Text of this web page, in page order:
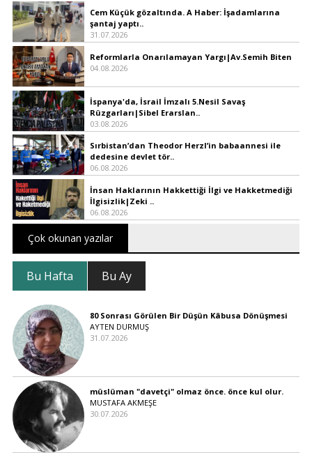
Cem Küçük gözaltında. A Haber: İşadamlarına
şantaj yaptı..
31.07.2026
Reformlarla Onarılamayan Yargı|Av.Semih Biten
04.08.2026
İspanya'da, İsrail İmzalı 5.Nesil Savaş
Rüzgarları|Sibel Erarslan..
03.08.2026
Sırbistan’dan Theodor Herzl’in babaannesi ile
dedesine devlet tör..
06.08.2026
İnsan Haklarının Hakkettiği İlgi ve Hakketmediği
İlgisizlik|Zeki ..
06.08.2026
Çok okunan yazılar
Bu Hafta Bu Ay
80 Sonrası Görülen Bir Düşün Kâbusa Dönüşmesi
AYTEN DURMUŞ
31.07.2026
müslüman "davetçi" olmaz önce. önce kul olur.
MUSTAFA AKMEŞE
30.07.2026